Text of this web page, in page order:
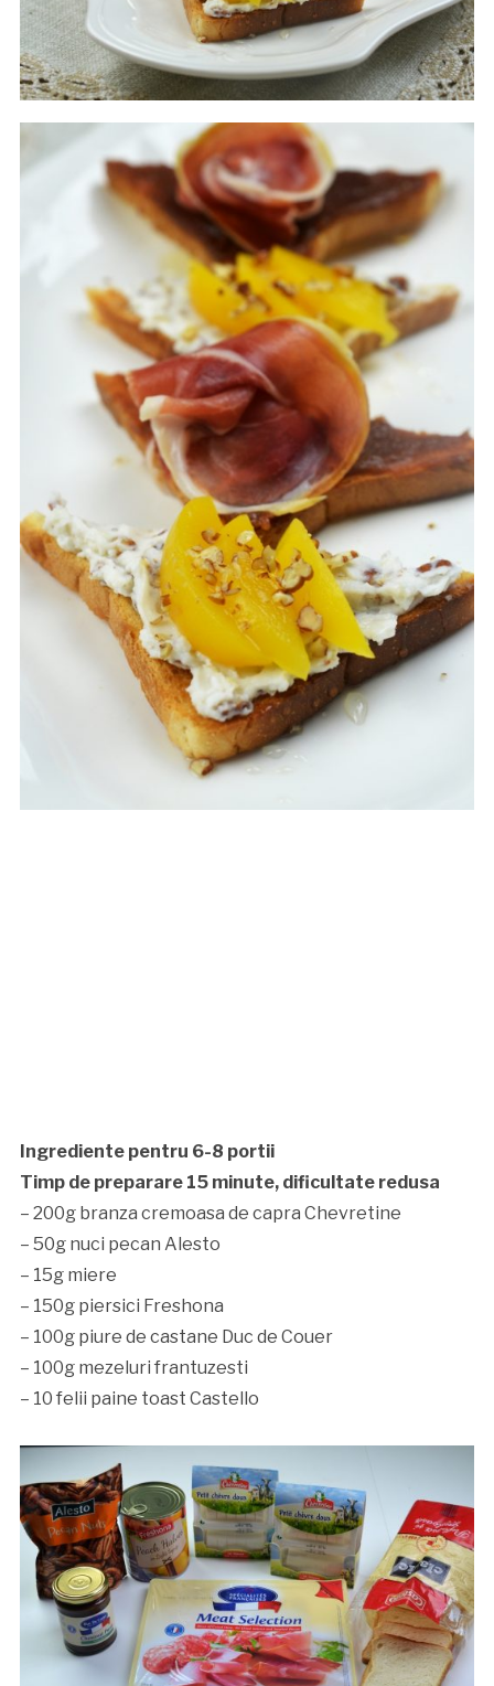
Ingrediente pentru 6-8 portii
Timp de preparare 15 minute, dificultate redusa
– 200g branza cremoasa de capra Chevretine
– 50g nuci pecan Alesto
– 15g miere
– 150g piersici Freshona
– 100g piure de castane Duc de Couer
– 100g mezeluri frantuzesti
– 10 felii paine toast Castello